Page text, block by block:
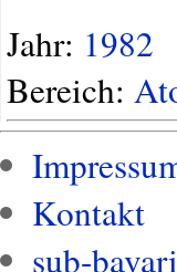
Jahr: 1982
Bereich:
Kontakt
sub-